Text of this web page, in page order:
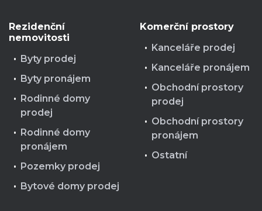
Rezidenční
nemovitosti
Byty prodej
Byty pronájem
Rodinné domy
prodej
Rodinné domy
pronájem
Pozemky prodej
Bytové domy prodej
Komerční prostory
Kanceláře prodej
Kanceláře pronájem
Obchodní prostory
prodej
Obchodní prostory
pronájem
Ostatní